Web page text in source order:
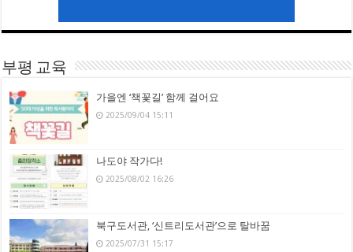
부평 교육
가을엔 ‘책꽃길’ 함께 걸어요
2025/09/04 15:11
나도야 작가다!
2025/08/02 16:26
북구도서관, ‘신트리도서관’으로 탈바꿈
2025/07/31 15:17